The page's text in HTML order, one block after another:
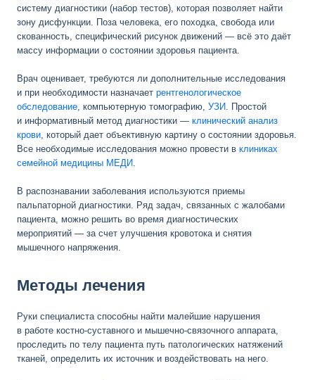
систему диагностики (набор тестов), которая позволяет найти
зону дисфункции. Поза человека, его походка, свобода или
скованность, специфический рисунок движений — всё это даёт
массу информации о состоянии здоровья пациента.
Врач оценивает, требуются ли дополнительные исследования
и при необходимости назначает рентгенологическое
обследование, компьютерную томографию, УЗИ. Простой
и информативный метод диагностики — клинический анализ
крови, который дает объективную картину о состоянии здоровья.
Все необходимые исследования можно провести в клиниках
семейной медицины МEДИ.
В распознавании заболевания используются приемы
пальпаторной диагностики. Ряд задач, связанных с жалобами
пациента, можно решить во время диагностических
мероприятий — за счет улучшения кровотока и снятия
мышечного напряжения.
Методы лечения
Руки специалиста способны найти малейшие нарушения
в работе костно-суставного и мышечно-связочного аппарата,
проследить по телу пациента путь патологических натяжений
тканей, определить их источник и воздействовать на него.